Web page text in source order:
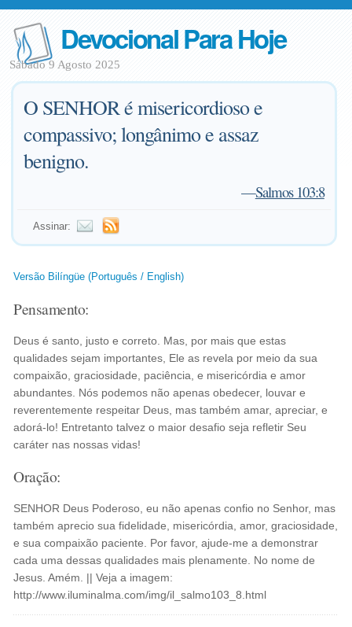
Devocional Para Hoje
Sábado 9 Agosto 2025
O SENHOR é misericordioso e
compassivo; longânimo e assaz
benigno.
—Salmos 103:8
Assinar:
Versão Bilíngüe (Português / English)
Pensamento:
Deus é santo, justo e correto. Mas, por mais que estas
qualidades sejam importantes, Ele as revela por meio da sua
compaixão, graciosidade, paciência, e misericórdia e amor
abundantes. Nós podemos não apenas obedecer, louvar e
reverentemente respeitar Deus, mas também amar, apreciar, e
adorá-lo! Entretanto talvez o maior desafio seja refletir Seu
caráter nas nossas vidas!
Oração:
SENHOR Deus Poderoso, eu não apenas confio no Senhor, mas
também aprecio sua fidelidade, misericórdia, amor, graciosidade,
e sua compaixão paciente. Por favor, ajude-me a demonstrar
cada uma dessas qualidades mais plenamente. No nome de
Jesus. Amém. || Veja a imagem:
http://www.iluminalma.com/img/il_salmo103_8.html